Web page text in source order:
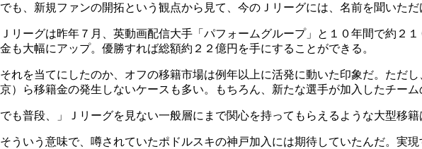
でも、新規ファンの開拓という観点から見て、今のＪリーグには、名前を聞いた
Ｊリーグは昨年７月、英動画配信大手「パフォームグループ」と１０年間で約
金も大幅にアップ。優勝すれば総額約２２億円を手にすることができる。
それを当てにしたのか、オフの移籍市場は例年以上に活発に動いた印象だ。ただ
京）ら移籍金の発生しないケースも多い。もちろん、新たな選手が加入したチー
でも普段、」Ｊリーグを見ない一般層にまで関心を持ってもらえるような大型移
そういう意味で、噂されていたポドルスキの神戸加入には期待していたんだ。実